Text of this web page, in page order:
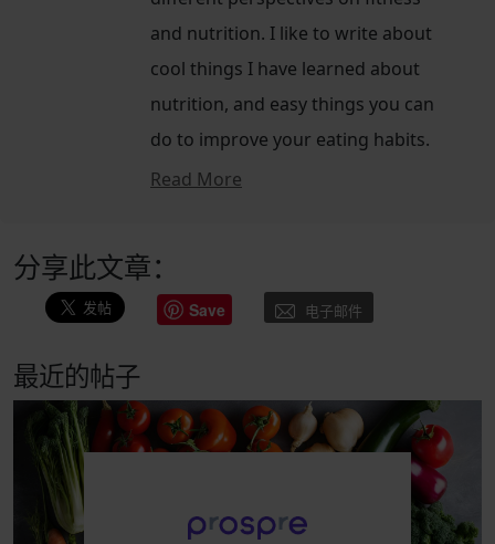
and nutrition. I like to write about
cool things I have learned about
nutrition, and easy things you can
do to improve your eating habits.
Read More
分享此文章：
Save 电子邮件
最近的帖子